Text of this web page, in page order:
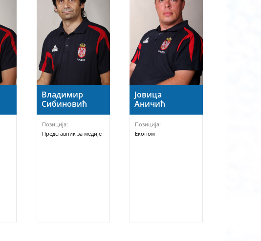
Владимир
Сибиновић
Позиција:
Представник за медије
Јовица
Аничић
Позиција:
Економ